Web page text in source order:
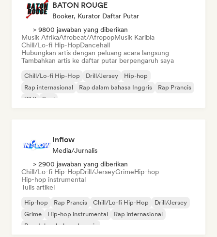
BATON ROUGE
Booker, Kurator Daftar Putar
> 9800 jawaban yang diberikan
Musik AfrikaAfrobeat/AfropopMusik Karibia
Chill/Lo-fi Hip-HopDancehall
Hubungkan artis dengan peluang acara langsung
Tambahkan artis ke daftar putar berpengaruh saya
Chill/Lo-fi Hip-Hop Drill/Jersey
Hip-hop
Rap internasional
Rap dalam bahasa Inggris
Rap Prancis
R&B
Soul
Inflow
Media/Jurnalis
> 2900 jawaban yang diberikan
Chill/Lo-fi Hip-HopDrill/JerseyGrimeHip-hop
Hip-hop instrumental
Tulis artikel
Hip-hop Rap Prancis Chill/Lo-fi Hip-Hop
Drill/Jersey
Grime
Hip-hop instrumental
Rap internasional
Rap dalam bahasa Inggris